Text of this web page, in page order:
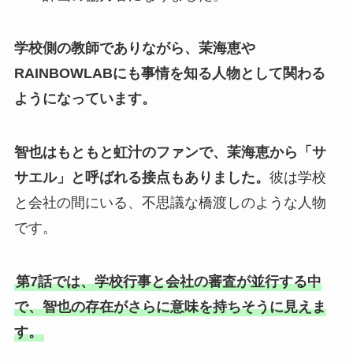
学校側の教師でありながら、茉海恵や
RAINBOWLABにも事情を知る人物として関わる
ようになっています。
智也はもともと虹汁のファンで、茉海恵から「サ
サエル」と呼ばれる接点もありました。 彼は学校
と会社の間にいる、不思議な橋渡しのような人物
です。
第7話では、学校行事と会社の審査が並行する中
で、智也の存在がさらに意味を持ちそうに見えま
す。